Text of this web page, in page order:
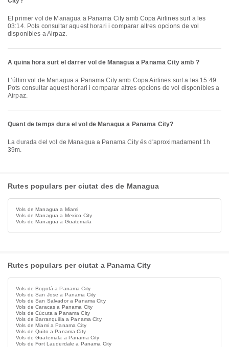
El primer vol de Managua a Panama City amb Copa Airlines surt a les
03:14. Pots consultar aquest horari i comparar altres opcions de vol
disponibles a Airpaz.
A quina hora surt el darrer vol de Managua a Panama City amb ?
L’últim vol de Managua a Panama City amb Copa Airlines surt a les 15:49.
Pots consultar aquest horari i comparar altres opcions de vol disponibles a
Airpaz.
Quant de temps dura el vol de Managua a Panama City?
La durada del vol de Managua a Panama City és d'aproximadament 1h
39m.
Rutes populars per ciutat des de Managua
Vols de Managua a Miami
Vols de Managua a Mexico City
Vols de Managua a Guatemala
Rutes populars per ciutat a Panama City
Vols de Bogotá a Panama City
Vols de San Jose a Panama City
Vols de San Salvador a Panama City
Vols de Caracas a Panama City
Vols de Cúcuta a Panama City
Vols de Barranquilla a Panama City
Vols de Miami a Panama City
Vols de Quito a Panama City
Vols de Guatemala a Panama City
Vols de Fort Lauderdale a Panama City